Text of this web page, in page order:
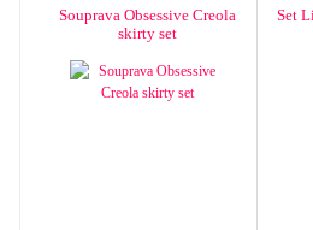
Souprava Obsessive Creola
skirty set
Set